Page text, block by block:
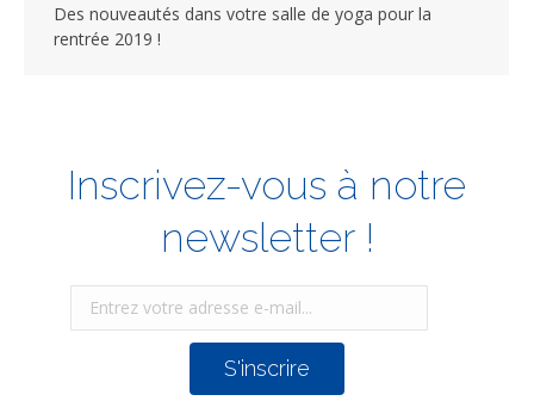
Des nouveautés dans votre salle de yoga pour la
rentrée 2019 !
Inscrivez-vous à notre
newsletter !